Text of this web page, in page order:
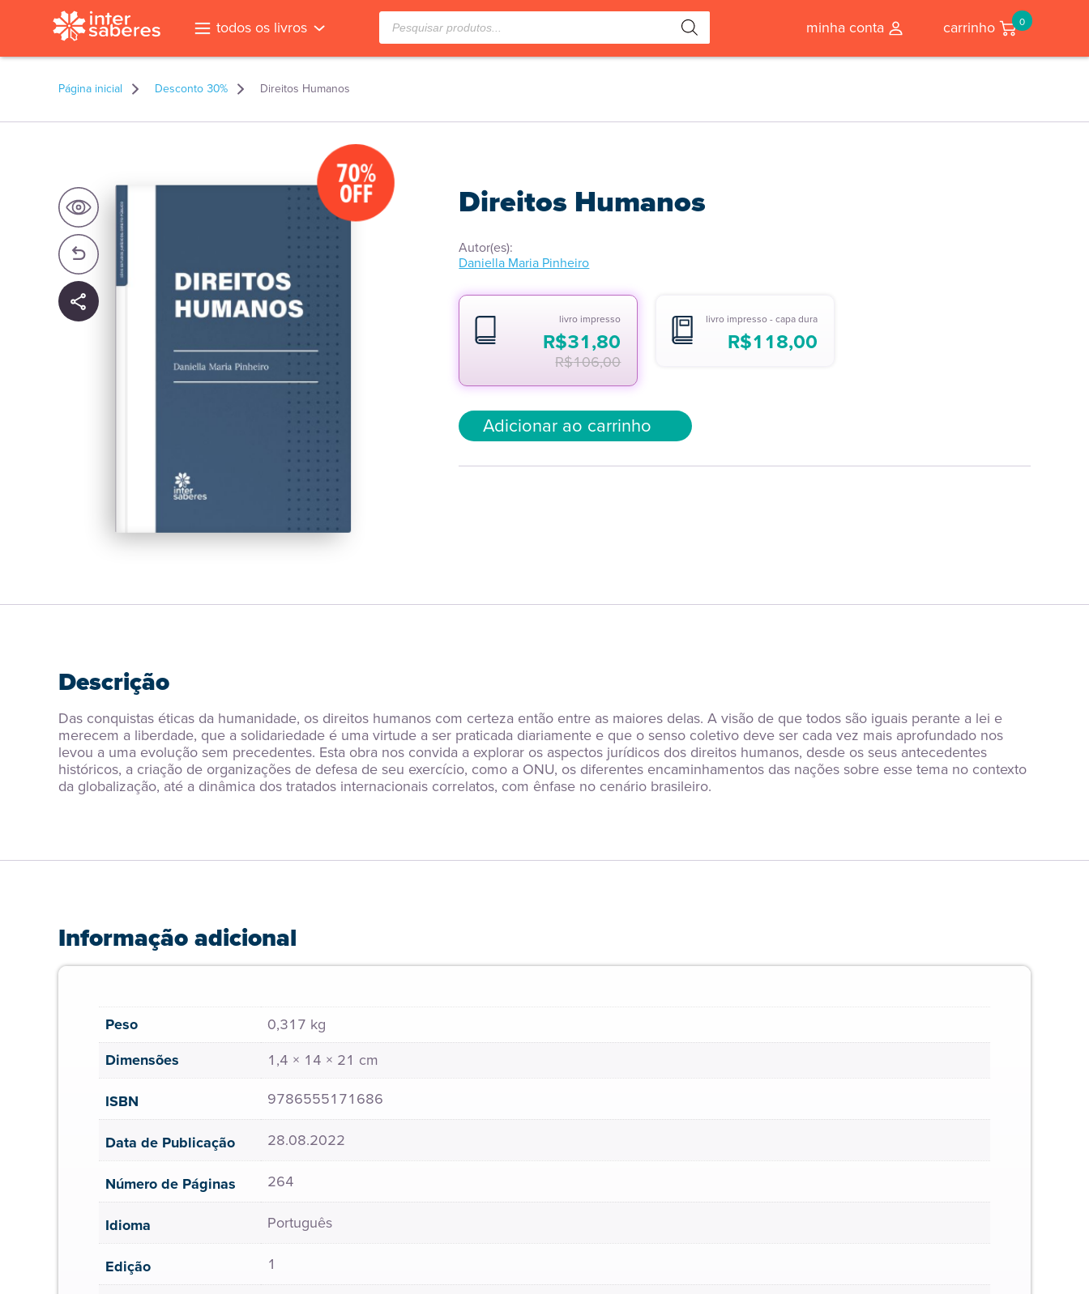
todos os livros Pesquisar
produtos minha conta carrinho 0
Página inicial Desconto 30% Direitos Humanos
70%
OFF Direitos Humanos
Autor(es):
Daniella Maria Pinheiro
livro impresso
R$106,00
R$31,80
livro impresso - capa dura
R$118,00
Adicionar ao carrinho
Descrição
Das conquistas éticas da humanidade, os direitos humanos com certeza então entre as maiores delas. A visão de que todos são iguais perante a lei e
merecem a liberdade, que a solidariedade é uma virtude a ser praticada diariamente e que o senso coletivo deve ser cada vez mais aprofundado nos
levou a uma evolução sem precedentes. Esta obra nos convida a explorar os aspectos jurídicos dos direitos humanos, desde os seus antecedentes
históricos, a criação de organizações de defesa de seu exercício, como a ONU, os diferentes encaminhamentos das nações sobre esse tema no contexto
da globalização, até a dinâmica dos tratados internacionais correlatos, com ênfase no cenário brasileiro.
Informação adicional
Peso
0,317 kg
Dimensões
1,4 × 14 × 21 cm
ISBN
9786555171686
Data de Publicação 28.08.2022
Número de Páginas 264
Idioma Português
Edição 1